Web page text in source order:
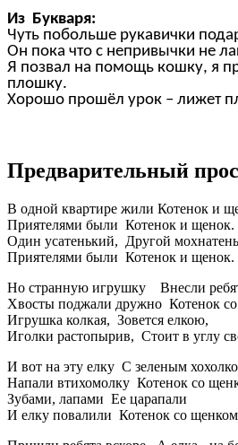
Из Букваря:
Чуть побольше рукавички
Он пока что с непривычки не
Я позвал на помощь кошку, я
плошку.
Хорошо прошёл урок – лижет
Предварительный
В одной квартире жили Котенок и
Приятелями были Котенок и щенок.
Один усатенький, Другой
Приятелями были Котенок и щенок.
Но странную игрушку Внесли
Хвосты поджали дружно Котенок
Игрушка колкая, Зовется елкою,
Иголки растопырив, Стоит в углу
И вот на эту елку С зеленым
Напали втихомолку Котенок со
Зубами, лапами Ее царапали
И елку повалили Котенок со